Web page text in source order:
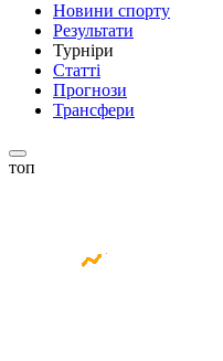
Новини спорту
Результати
Турніри
Статті
Прогнози
Трансфери
топ